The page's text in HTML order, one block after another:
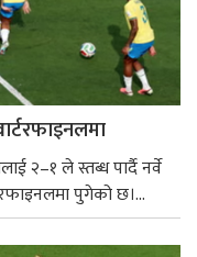
२–१ ले स्तब्ध पार्दै नर्वे
पुगेको छ।...